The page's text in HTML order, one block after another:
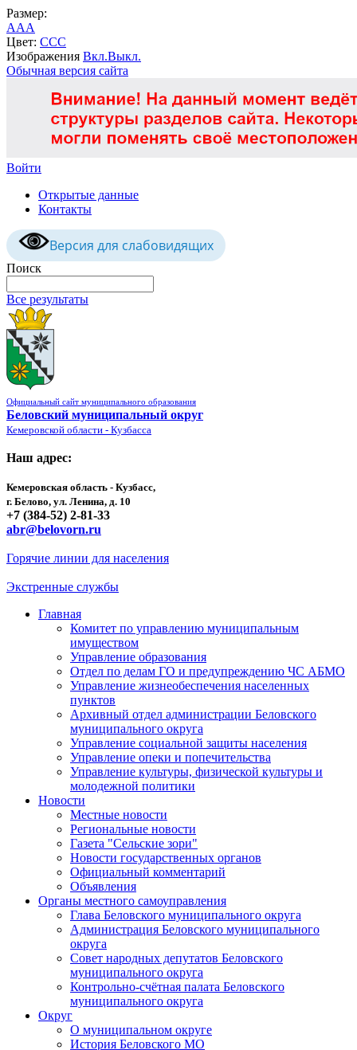
Размер:
AAA
Цвет: CCC
Изображения Вкл.Выкл.
Обычная версия сайта
Войти
Открытые данные
Контакты
Версия для слабовидящих
Поиск
Все результаты
Официальный сайт муниципального образования
Беловский муниципальный округ
Кемеровской области - Кузбасса
Наш адрес:
Кемеровская область - Кузбасс,
г. Белово, ул. Ленина, д. 10
+7 (384-52) 2-81-33
abr@belovorn.ru
Горячие линии для населения
Экстренные службы
Главная
Комитет по управлению муниципальным
имуществом
Управление образования
Отдел по делам ГО и предупреждению ЧС АБМО
Управление жизнеобеспечения населенных
пунктов
Архивный отдел администрации Беловского
муниципального округа
Управление социальной защиты населения
Управление опеки и попечительства
Управление культуры, физической культуры и
молодежной политики
Новости
Местные новости
Региональные новости
Газета "Сельские зори"
Новости государственных органов
Официальный комментарий
Объявления
Органы местного самоуправления
Глава Беловского муниципального округа
Администрация Беловского муниципального
округа
Совет народных депутатов Беловского
муниципального округа
Контрольно-счётная палата Беловского
муниципального округа
Округ
О муниципальном округе
История Беловского МО